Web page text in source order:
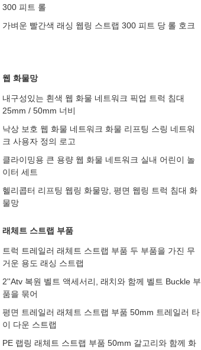
300 피트 롤
가벼운 빨간색 래싱 웹링 스트랩 300 피트 당 롤 호크
웹 화물망
내구성있는 흰색 웹 화물 네트워크 픽업 트럭 침대
25mm / 50mm 너비
낙상 보호 웹 화물 네트워크 화물 리프팅 스링 네트워
크 사용자 정의 로고
클라이밍용 큰 용량 웹 화물 네트워크 실내 어린이 놀
이터 세트
헬리콥터 리프팅 웹링 화물망, 평면 웹링 트럭 침대 화
물망
래체트 스트랩 부품
트럭 트레일러 래체트 스트랩 부품 두 부품을 가진 무
거운 용도 래싱 스트랩
2''Atv 복원 벨트 액세서리, 래치와 함께 벨트 Buckle 부
품을 묶어
평면 트레일러 래체트 스트랩 부품 50mm 트레일러 타
이 다운 스트랩
PE 랩링 래체트 스트랩 부품 50mm 갈고리와 함께 화